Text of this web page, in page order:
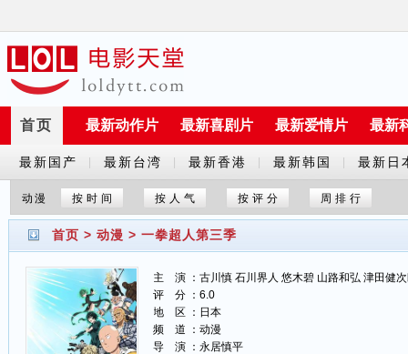
首页 最新动作片 最新喜剧片 最新爱情片 最新
最新国产
剧
最新台湾 最新香港 最新韩国 最新日
动漫 按时间 按人气 按评分 周排行
首页 > 动漫 > 一拳超人第三季
主 演 ：古川慎 石川界人 悠木碧 山路和弘 津田健
评 分 ：6.0
地 区 ：日本
频 道 ：动漫
导 演 ：永居慎平